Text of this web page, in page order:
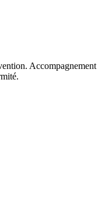
Accompagnement